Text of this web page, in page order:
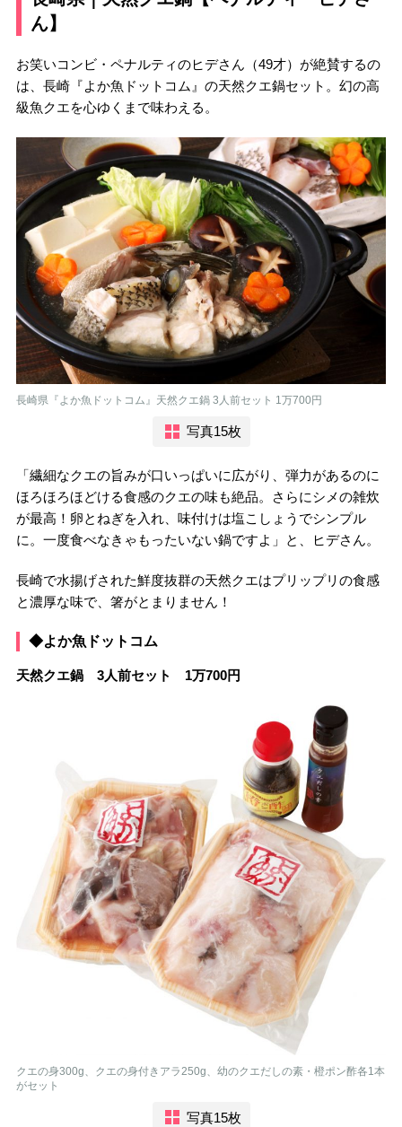
ん】
お笑いコンビ・ペナルティのヒデさん（49才）が絶賛するの
は、長崎『よか魚ドットコム』の天然クエ鍋セット。幻の高
級魚クエを心ゆくまで味わえる。
長崎県『よか魚ドットコム』天然クエ鍋 3人前セット 1万700円
写真15枚
「繊細なクエの旨みが口いっぱいに広がり、弾力があるのに
ほろほろほどける食感のクエの味も絶品。さらにシメの雑炊
が最高！卵とねぎを入れ、味付けは塩こしょうでシンプル
に。一度食べなきゃもったいない鍋ですよ」と、ヒデさん。
長崎で水揚げされた鮮度抜群の天然クエはプリップリの食感
と濃厚な味で、箸がとまりません！
◆よか魚ドットコム
天然クエ鍋 3人前セット 1万700円
クエの身300g、クエの身付きアラ250g、幼のクエだしの素・橙ポン酢各1本
がセット
写真15枚